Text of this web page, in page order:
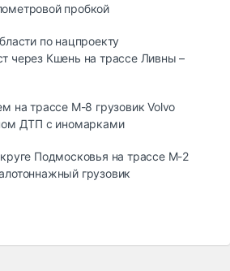
пробкой
по нацпроекту
через Кшень на трассе Ливны –
на трассе М-8 грузовик Volvo
ДТП с иномарками
Подмосковья на трассе М-2
грузовик